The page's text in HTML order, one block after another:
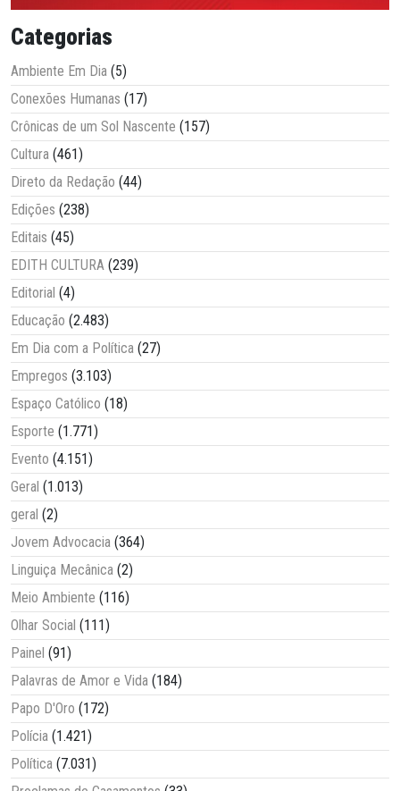
Categorias
Ambiente Em Dia (5)
Conexões Humanas (17)
Crônicas de um Sol Nascente (157)
Cultura (461)
Direto da Redação (44)
Edições (238)
Editais (45)
EDITH CULTURA (239)
Editorial (4)
Educação (2.483)
Em Dia com a Política (27)
Empregos (3.103)
Espaço Católico (18)
Esporte (1.771)
Evento (4.151)
Geral (1.013)
geral (2)
Jovem Advocacia (364)
Linguiça Mecânica (2)
Meio Ambiente (116)
Olhar Social (111)
Painel (91)
Palavras de Amor e Vida (184)
Papo D'Oro (172)
Polícia (1.421)
Política (7.031)